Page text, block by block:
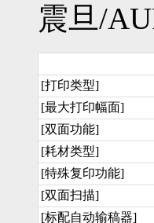
震旦/
[打印类型]
[最大打印幅面]
[双面功能]
[耗材类型]
[特殊复印功能]
[双面扫描]
[标配自动输稿器]